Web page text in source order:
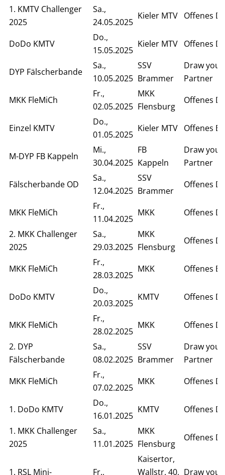
1. KMTV Challenger
2025
Sa.,
24.05.2025
Kieler MTV Offenes
DoDo KMTV
Do.,
15.05.2025
Kieler MTV Offenes
DYP Fälscherbande
Sa.,
10.05.2025
SSV
Brammer
Draw your
Partner
MKK FleMiCh
Fr.,
02.05.2025
MKK
Flensburg
Offenes
Einzel KMTV
Do.,
01.05.2025
Kieler MTV Offenes
M-DYP FB Kappeln
Mi.,
30.04.2025
FB
Kappeln
Draw your
Partner
Fälscherbande OD
Sa.,
12.04.2025
SSV
Brammer
Offenes
MKK FleMiCh
Fr.,
11.04.2025
MKK
Offenes
2. MKK Challenger
2025
Sa.,
29.03.2025
MKK
Flensburg
Offenes
MKK FleMiCh
Fr.,
28.03.2025
MKK Offenes
DoDo KMTV
Do.,
20.03.2025
KMTV Offenes
MKK FleMiCh
Fr.,
28.02.2025
MKK
Offenes
2. DYP
Fälscherbande
Sa.,
08.02.2025
SSV
Brammer
Draw your
Partner
MKK FleMiCh
Fr.,
07.02.2025
MKK Offenes
1. DoDo KMTV
Do.,
16.01.2025
KMTV
Offenes
1. MKK Challenger
2025
Sa.,
11.01.2025
MKK
Flensburg
Offenes
1. RSL Mini- Fr.,
Kaisertor,
Wallstr. 40, Draw your